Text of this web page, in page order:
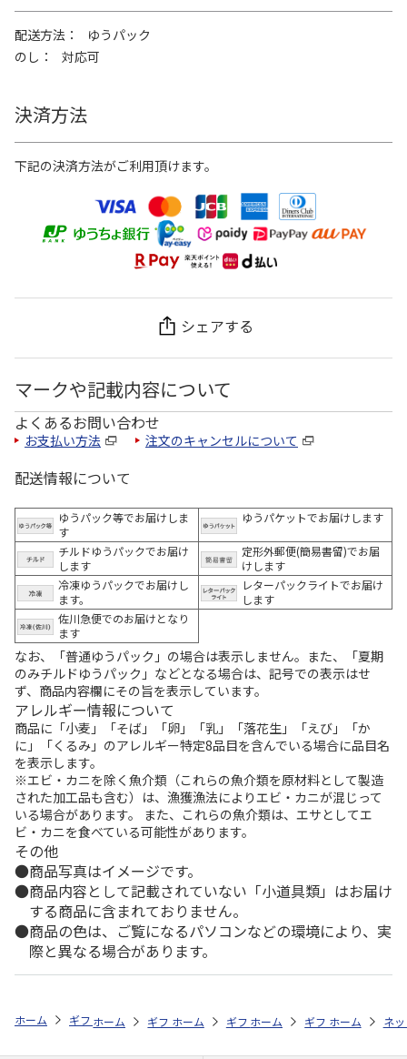
配送方法
ゆうパック
のし
対応可
決済方法
下記の決済方法がご利用頂けます。
シェアする
マークや記載内容について
よくあるお問い合わせ
お支払い方法 注文のキャンセルについて
配送情報について
ゆうパック等でお届けしま
す
ゆうパケットでお届けします
チルドゆうパックでお届け
します
定形外郵便(簡易書留)でお届
けします
冷凍ゆうパックでお届けし
ます。
レターパックライトでお届け
します
佐川急便でのお届けとなり
ます
なお、「普通ゆうパック」の場合は表示しません。また、「夏期
のみチルドゆうパック」などとなる場合は、記号での表示はせ
ず、商品内容欄にその旨を表示しています。
アレルギー情報について
商品に「小麦」「そば」「卵」「乳」「落花生」「えび」「か
に」「くるみ」のアレルギー特定8品目を含んでいる場合に品目名
を表示します。
※エビ・カニを除く魚介類（これらの魚介類を原材料として製造
された加工品も含む）は、漁獲漁法によりエビ・カニが混じって
いる場合があります。 また、これらの魚介類は、エサとしてエ
ビ・カニを食べている可能性があります。
その他
商品写真はイメージです。
商品内容として記載されていない「小道具類」はお届け
する商品に含まれておりません。
商品の色は、ご覧になるパソコンなどの環境により、実
際と異なる場合があります。
ホーム ギフトストア お中元・夏ギフト特集 2026 おすすめ ご当地
ホーム ギフトストア お中元・夏ギフト特集 2026
ホーム ギフトストア お中元・夏ギフト
ホーム ギフトストア お
ホーム ネ